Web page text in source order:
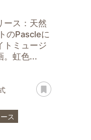
ース：天然
のPascleに
トミュージ
。虹色...
ス